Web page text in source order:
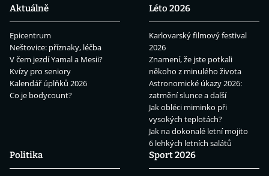
Aktuálně
Epicentrum
Neštovice: příznaky, léčba
V čem jezdí Yamal a Mesii?
Kvízy pro seniory
Kalendář úplňků 2026
Co je bodycount?
Léto 2026
Karlovarský filmový festival
2026
Znamení, že jste potkali
někoho z minulého života
Astronomické úkazy 2026:
zatmění slunce a další
Jak obléci miminko při
vysokých teplotách?
Jak na dokonalé letní mojito
6 lehkých letních salátů
Politika
Sport 2026